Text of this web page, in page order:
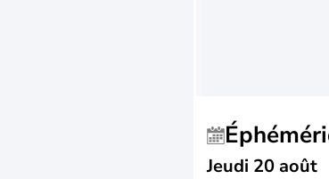
Jeudi 20 août